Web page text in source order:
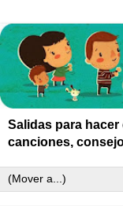
Salidas para
canciones,